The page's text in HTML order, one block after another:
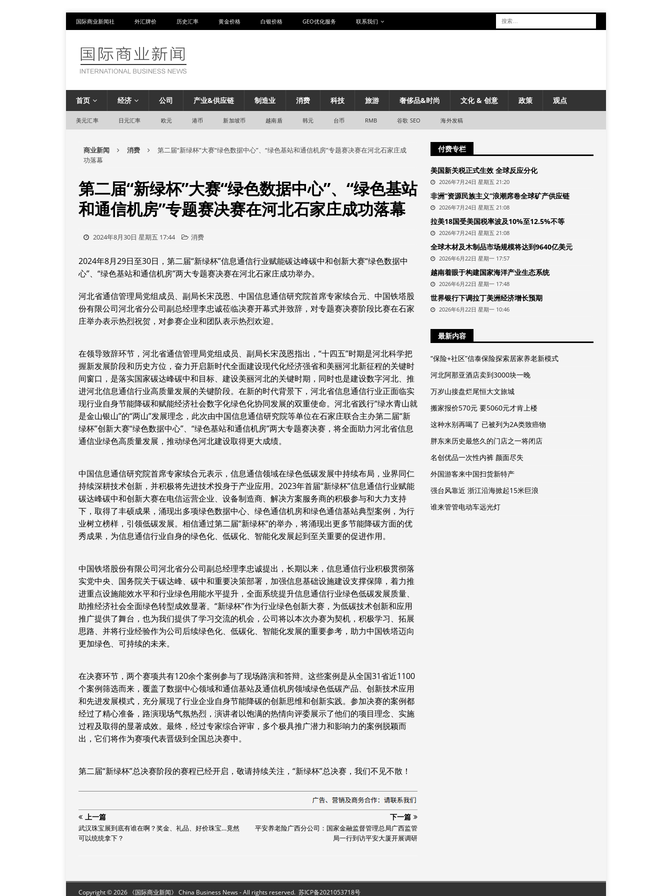
国际商业新闻社 外汇牌价 历史汇率 黄金价格 白银价格 GEO优化服务 联系我们
首页 经济 公司 产业&供应链 制造业 消费 科技 旅游 奢侈品&时尚 文化 & 创意 政策 观点
美元汇率 日元汇率 欧元 港币 新加坡币 越南盾 韩元 台币 RMB 谷歌 SEO 海外发稿
商业新闻 消费
第二届“新绿杯”大赛“绿色数据中心”、“绿色基站和通信机房”专题赛决赛在河北石家庄成
功落幕
第二届“新绿杯”大赛“绿色数据中心”、“绿色基站
和通信机房”专题赛决赛在河北石家庄成功落幕
2024年8月30日 星期五 17:44 消费
2024年8月29日至30日，第二届“新绿杯”信息通信行业赋能碳达峰碳中和创新大赛“绿色数据中
心”、“绿色基站和通信机房”两大专题赛决赛在河北石家庄成功举办。
河北省通信管理局党组成员、副局长宋茂恩、中国信息通信研究院首席专家续合元、中国铁塔股
份有限公司河北省分公司副总经理李忠诚莅临决赛开幕式并致辞，对专题赛决赛阶段比赛在石家
庄举办表示热烈祝贺，对参赛企业和团队表示热烈欢迎。
在领导致辞环节，河北省通信管理局党组成员、副局长宋茂恩指出，“十四五”时期是河北科学把
握新发展阶段和历史方位，奋力开启新时代全面建设现代化经济强省和美丽河北新征程的关键时
间窗口，是落实国家碳达峰碳中和目标、建设美丽河北的关键时期，同时也是建设数字河北、推
进河北信息通信行业高质量发展的关键阶段。在新的时代背景下，河北省信息通信行业正面临实
现行业自身节能降碳和赋能经济社会数字化绿色化协同发展的双重使命。河北省践行“绿水青山就
是金山银山”的“两山”发展理念，此次由中国信息通信研究院等单位在石家庄联合主办第二届“新
绿杯”创新大赛“绿色数据中心”、“绿色基站和通信机房”两大专题赛决赛，将全面助力河北省信息
通信业绿色高质量发展，推动绿色河北建设取得更大成绩。
中国信息通信研究院首席专家续合元表示，信息通信领域在绿色低碳发展中持续布局，业界同仁
持续深耕技术创新，并积极将先进技术投身于产业应用。2023年首届“新绿杯”信息通信行业赋能
碳达峰碳中和创新大赛在电信运营企业、设备制造商、解决方案服务商的积极参与和大力支持
下，取得了丰硕成果，涌现出多项绿色数据中心、绿色通信机房和绿色通信基站典型案例，为行
业树立榜样，引领低碳发展。相信通过第二届“新绿杯”的举办，将涌现出更多节能降碳方面的优
秀成果，为信息通信行业自身的绿色化、低碳化、智能化发展起到至关重要的促进作用。
中国铁塔股份有限公司河北省分公司副总经理李忠诚提出，长期以来，信息通信行业积极贯彻落
实党中央、国务院关于碳达峰、碳中和重要决策部署，加强信息基础设施建设支撑保障，着力推
进重点设施能效水平和行业绿色用能水平提升，全面系统提升信息通信行业绿色低碳发展质量、
助推经济社会全面绿色转型成效显著。“新绿杯”作为行业绿色创新大赛，为低碳技术创新和应用
推广提供了舞台，也为我们提供了学习交流的机会，公司将以本次办赛为契机，积极学习、拓展
思路、并将行业经验作为公司后续绿色化、低碳化、智能化发展的重要参考，助力中国铁塔迈向
更加绿色、可持续的未来。
在决赛环节，两个赛项共有120余个案例参与了现场路演和答辩。这些案例是从全国31省近1100
个案例筛选而来，覆盖了数据中心领域和通信基站及通信机房领域绿色低碳产品、创新技术应用
和先进发展模式，充分展现了行业企业自身节能降碳的创新思维和创新实践。参加决赛的案例都
经过了精心准备，路演现场气氛热烈，演讲者以饱满的热情向评委展示了他们的项目理念、实施
过程及取得的显著成效。最终，经过专家综合评审，多个极具推广潜力和影响力的案例脱颖而
出，它们将作为赛项代表晋级到全国总决赛中。
第二届“新绿杯”总决赛阶段的赛程已经开启，敬请持续关注，“新绿杯”总决赛，我们不见不散！
上一篇
武汉珠宝展到底有谁在啊？奖金、礼品、好价珠宝…竟然
可以统统拿下？
下一篇
平安养老险广西分公司：国家金融监督管理总局广西监管
局一行到访平安大厦开展调研
付费专栏
美国新关税正式生效 全球反应分化
2026年7月24日 星期五 21:20
非洲“资源民族主义”浪潮席卷全球矿产供应链
2026年7月24日 星期五 21:08
拉美18国受美国税率波及10%至12.5%不等
2026年7月24日 星期五 21:08
全球木材及木制品市场规模将达到9640亿美元
2026年6月22日 星期一 17:57
越南着眼于构建国家海洋产业生态系统
2026年6月22日 星期一 17:48
世界银行下调拉丁美洲经济增长预期
2026年6月22日 星期一 10:46
最新内容
“保险+社区”信泰保险探索居家养老新模式
河北阿那亚酒店卖到3000块一晚
万岁山接盘烂尾恒大文旅城
搬家报价570元 要5060元才肯上楼
这种水别再喝了 已被列为2A类致癌物
胖东来历史最悠久的门店之一将闭店
名创优品一次性内裤 颜面尽失
外国游客来中国扫货新特产
强台风靠近 浙江沿海掀起15米巨浪
谁来管管电动车远光灯
Copyright © 2026 《国际商业新闻》 China Business News - All rights reserved. 苏ICP备2021053718号